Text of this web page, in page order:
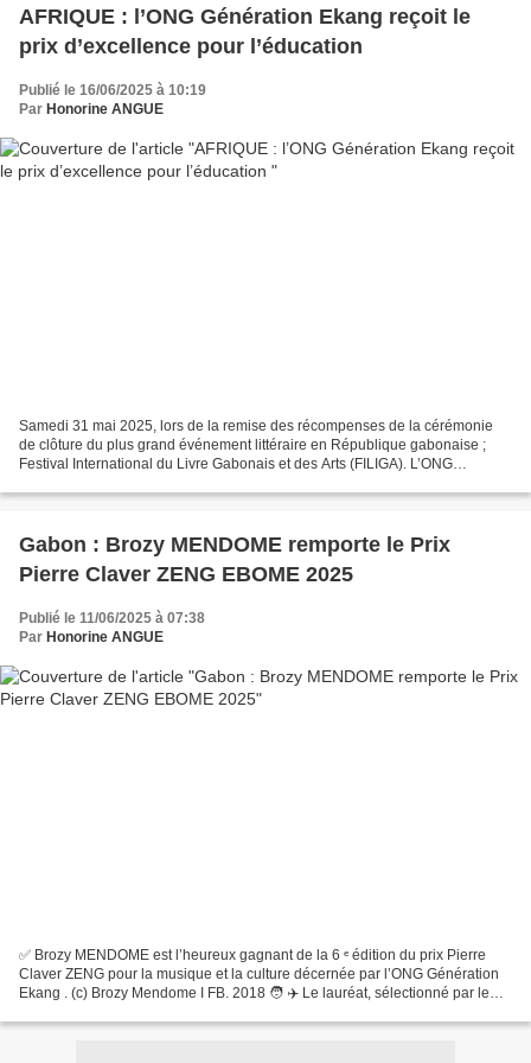
AFRIQUE : l’ONG Génération Ekang reçoit le
prix d’excellence pour l’éducation
Publié le 16/06/2025 à 10:19
Par Honorine ANGUE
Samedi 31 mai 2025, lors de la remise des récompenses de la cérémonie
de clôture du plus grand événement littéraire en République gabonaise ;
Festival International du Livre Gabonais et des Arts (FILIGA). L’ONG
Gabon : Brozy MENDOME remporte le Prix
Pierre Claver ZENG EBOME 2025
Publié le 11/06/2025 à 07:38
Par Honorine ANGUE
✅ Brozy MENDOME est l’heureux gagnant de la 6 ᵉ édition du prix Pierre
Claver ZENG pour la musique et la culture décernée par l’ONG Génération
Ekang . (c) Brozy Mendome I FB. 2018 🧑 ✈️ Le lauréat, sélectionné par le